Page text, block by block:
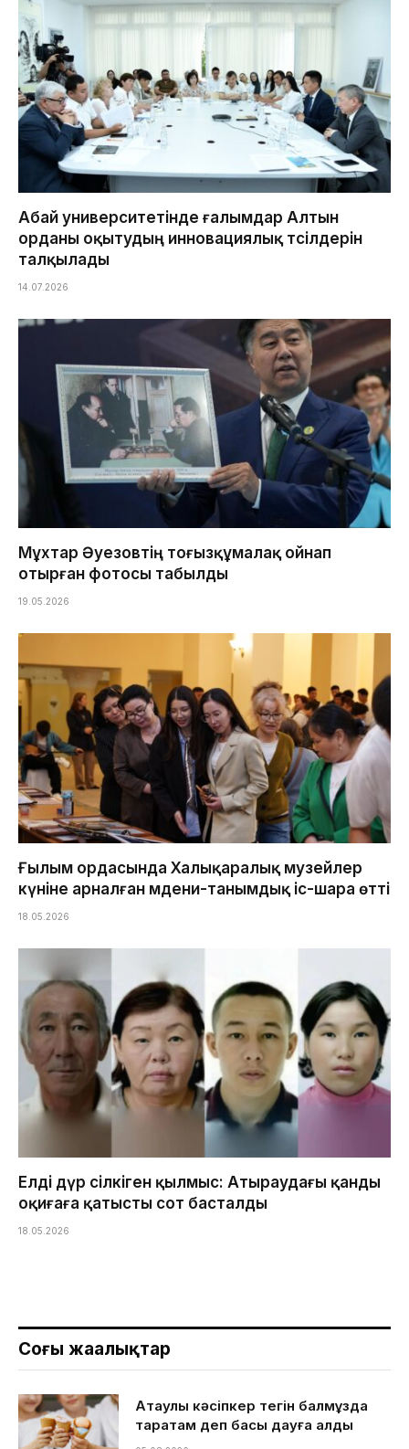
Абай университетінде ғалымдар Алтын
орданы оқытудың инновациялық тәсілдерін
талқылады
14.07.2026
Мұхтар Әуезовтің тоғызқұмалақ ойнап
отырған фотосы табылды
19.05.2026
Ғылым ордасында Халықаралық музейлер
күніне арналған мәдени-танымдық іс-шара өтті
18.05.2026
Елді дүр сілкіген қылмыс: Атыраудағы қанды
оқиғаға қатысты сот басталды
18.05.2026
Соңғы жаңалықтар
Ақтаулық кәсіпкер тегін балмұздақ
таратам деп басы дауға қалды